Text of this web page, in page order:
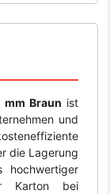
Braun ist
und
die Lagerung
hochwertiger
Karton bei